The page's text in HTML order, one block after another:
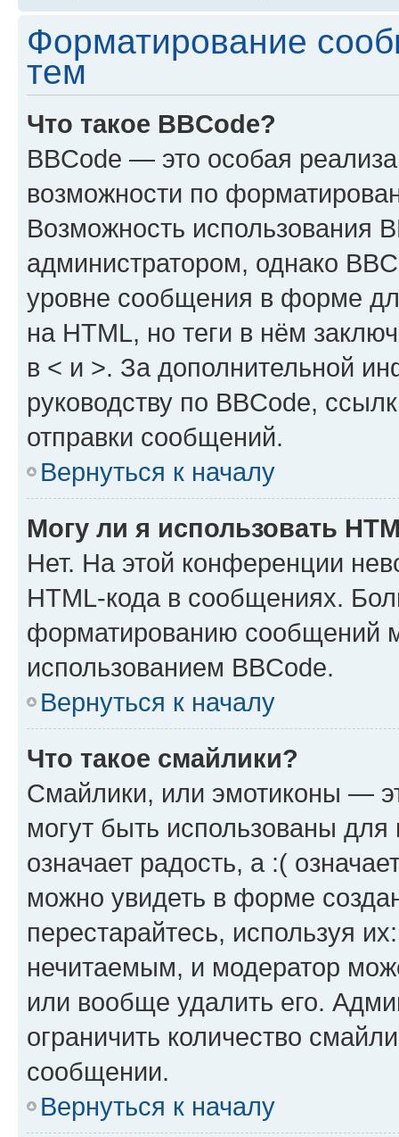
Форматирование
тем
Что такое BBCode?
BBCode — это особая
возможности по
Возможность использования
администратором, однако
уровне сообщения в форме
на HTML, но теги в нём
в < и >. За дополнительной
руководству по BBCode,
отправки сообщений.
Вернуться к началу
Могу ли я использовать
Нет. На этой конференции
HTML-кода в сообщениях.
форматированию сообщений
использованием BBCode.
Вернуться к началу
Что такое смайлики?
Смайлики, или эмотиконы —
могут быть использованы
означает радость, а :(
можно увидеть в форме
перестарайтесь, используя
нечитаемым, и модератор
или вообще удалить его.
ограничить количество
сообщении.
Вернуться к началу